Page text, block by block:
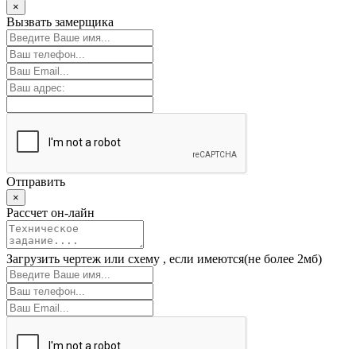
×
Вызвать замерщика
Отправить
×
Рассчет он-лайн
Загрузить чертеж или схему , если имеются(не более 2мб)